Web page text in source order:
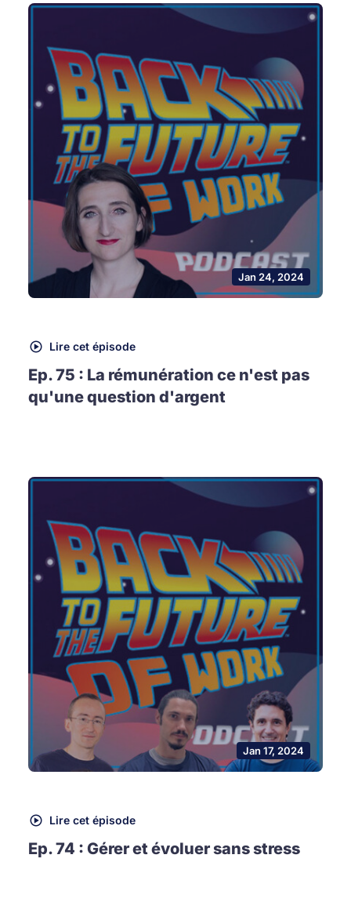
Jan 24, 2024
Lire cet épisode
Ep. 75 : La rémunération ce n'est pas
qu'une question d'argent
Jan 17, 2024
Lire cet épisode
Ep. 74 : Gérer et évoluer sans stress